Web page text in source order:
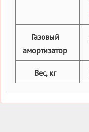
Газовый
амортизатор
Вес, кг